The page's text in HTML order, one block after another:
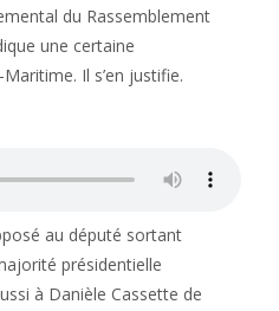
du Rassemblement
une certaine
Il s’en justifie.
au député sortant
présidentielle
à Danièle Cassette de